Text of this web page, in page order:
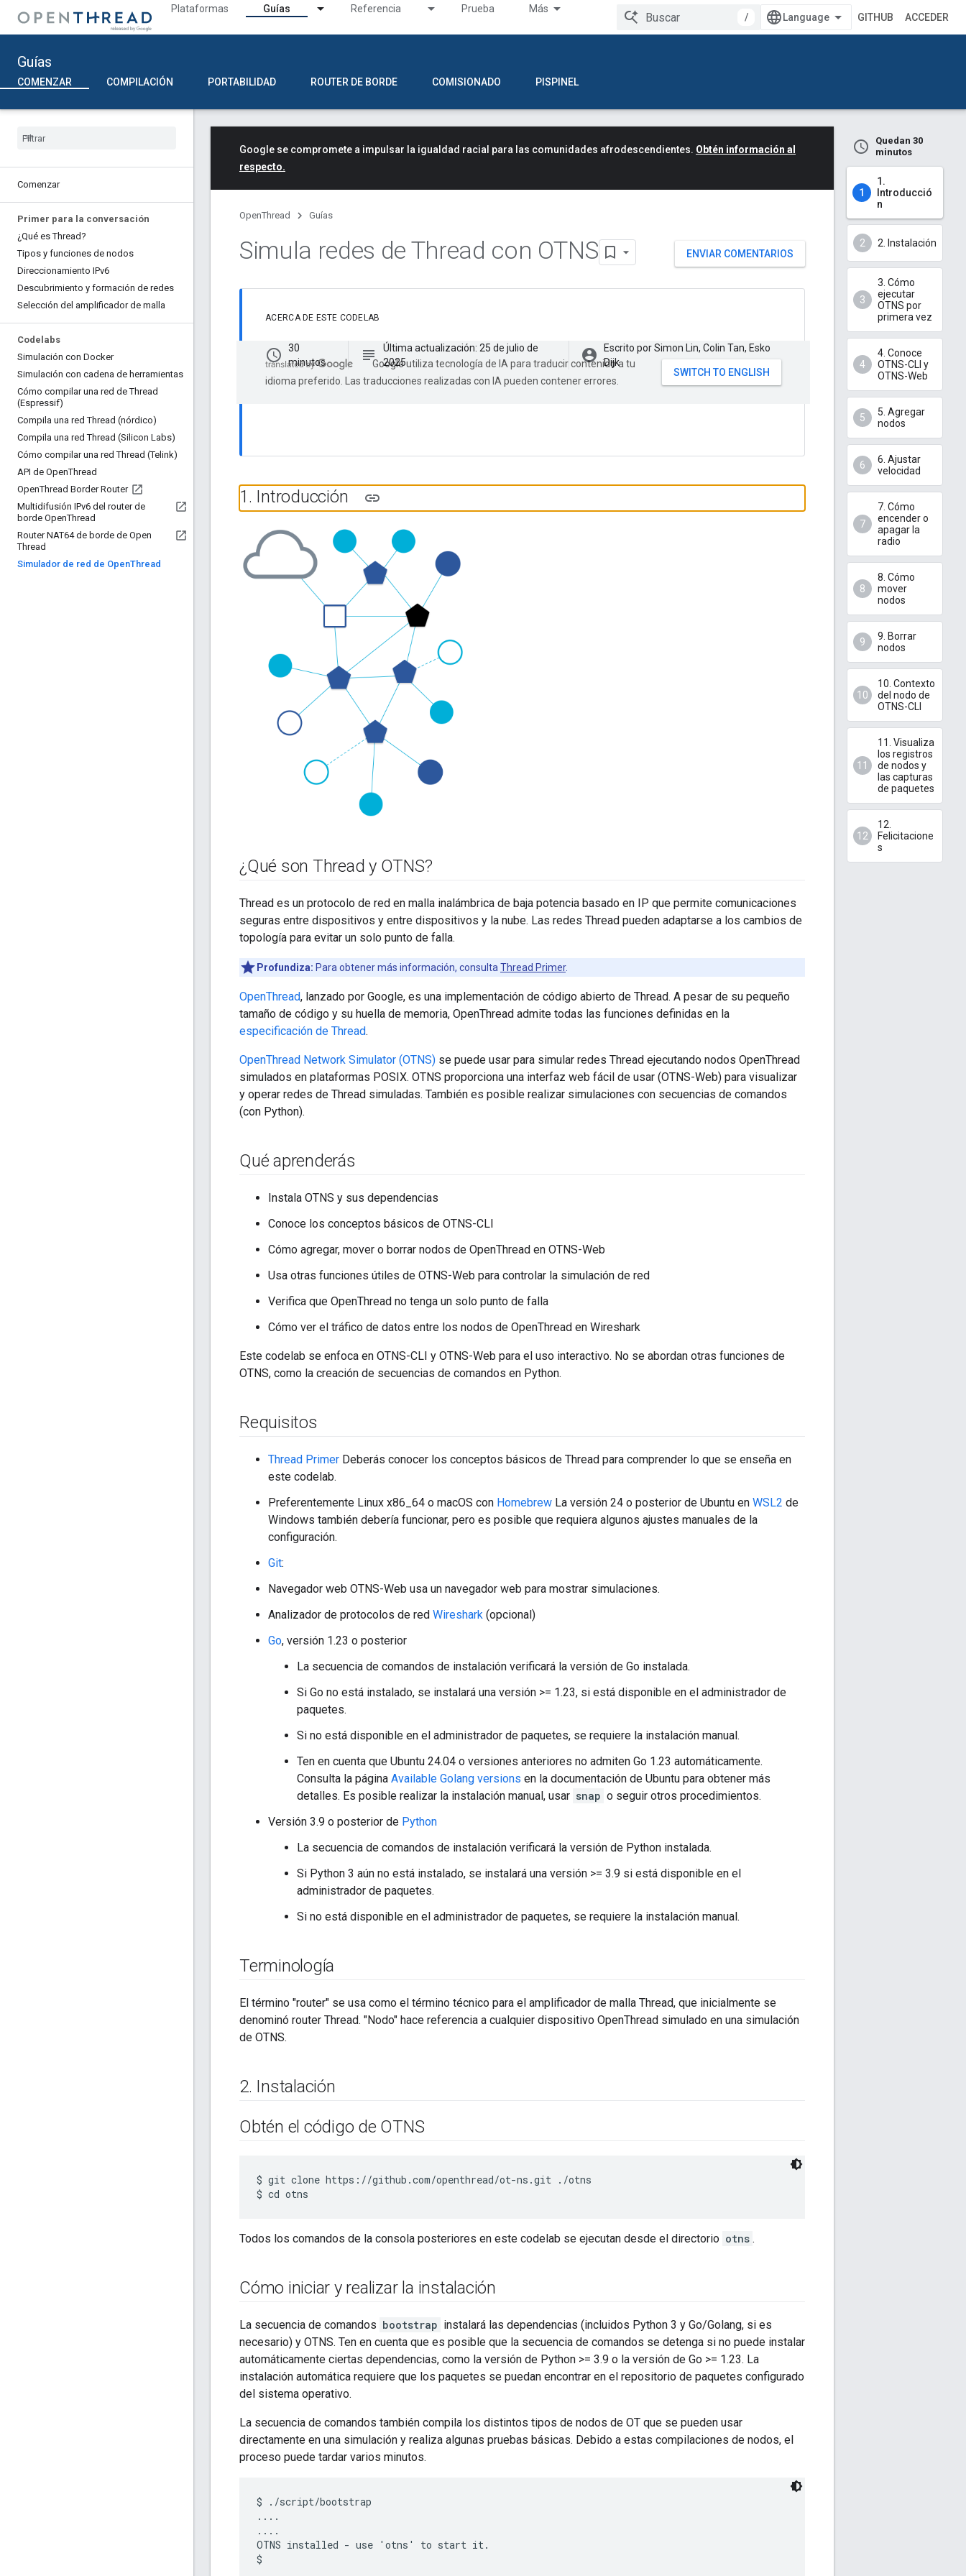
Plataformas Guías Referencia Prueba Más
/ GITHUB ACCEDER
Guías
COMENZAR COMPILACIÓN PORTABILIDAD ROUTER DE BORDE COMISIONADO PISPINEL
Comenzar
Primer para la conversación
¿Qué es Thread?
Tipos y funciones de nodos
Direccionamiento IPv6
Descubrimiento y formación de redes
Selección del amplificador de malla
Codelabs
Simulación con Docker
Simulación con cadena de herramientas
Cómo compilar una red de Thread
(Espressif)
Compila una red Thread (nórdico)
Compila una red Thread (Silicon Labs)
Cómo compilar una red Thread (Telink)
API de OpenThread
OpenThread Border Router
Multidifusión IPv6 del router de
borde OpenThread
Router NAT64 de borde de Open
Thread
Simulador de red de OpenThread
Quedan 30
minutos
1.
Introducció
n
2. Instalación
3. Cómo
ejecutar
OTNS por
primera vez
4. Conoce
OTNS-CLI y
OTNS-Web
5. Agregar
nodos
6. Ajustar
velocidad
7. Cómo
encender o
apagar la
radio
8. Cómo
mover
nodos
9. Borrar
nodos
10. Contexto
del nodo de
OTNS-CLI
11. Visualiza
los registros
de nodos y
las capturas
de paquetes
12.
Felicitacione
s
Google se compromete a impulsar la igualdad racial para las comunidades afrodescendientes. Obtén información al
respecto.
OpenThread Guías
ENVIAR COMENTARIOS
Simula redes de Thread con OTNS
ACERCA DE ESTE CODELAB
schedule
30
minutos
subject Última actualización: 25 de julio de
2025
account_circle
Escrito por Simon Lin, Colin Tan, Esko
Dijk
Google utiliza tecnología de IA para traducir contenido a tu
idioma preferido. Las traducciones realizadas con IA pueden contener errores.
1. Introducción
¿Qué son Thread y OTNS?
Thread es un protocolo de red en malla inalámbrica de baja potencia basado en IP que permite comunicaciones
seguras entre dispositivos y entre dispositivos y la nube. Las redes Thread pueden adaptarse a los cambios de
topología para evitar un solo punto de falla.
Profundiza: Para obtener más información, consulta Thread Primer.
OpenThread, lanzado por Google, es una implementación de código abierto de Thread. A pesar de su pequeño
tamaño de código y su huella de memoria, OpenThread admite todas las funciones definidas en la
especificación de Thread.
OpenThread Network Simulator (OTNS) se puede usar para simular redes Thread ejecutando nodos OpenThread
simulados en plataformas POSIX. OTNS proporciona una interfaz web fácil de usar (OTNS-Web) para visualizar
y operar redes de Thread simuladas. También es posible realizar simulaciones con secuencias de comandos
(con Python).
Qué aprenderás
Instala OTNS y sus dependencias
Conoce los conceptos básicos de OTNS-CLI
Cómo agregar, mover o borrar nodos de OpenThread en OTNS-Web
Usa otras funciones útiles de OTNS-Web para controlar la simulación de red
Verifica que OpenThread no tenga un solo punto de falla
Cómo ver el tráfico de datos entre los nodos de OpenThread en Wireshark
Este codelab se enfoca en OTNS-CLI y OTNS-Web para el uso interactivo. No se abordan otras funciones de
OTNS, como la creación de secuencias de comandos en Python.
Requisitos
Thread Primer Deberás conocer los conceptos básicos de Thread para comprender lo que se enseña en
este codelab.
Preferentemente Linux x86_64 o macOS con Homebrew La versión 24 o posterior de Ubuntu en WSL2 de
Windows también debería funcionar, pero es posible que requiera algunos ajustes manuales de la
configuración.
Git:
Navegador web OTNS-Web usa un navegador web para mostrar simulaciones.
Analizador de protocolos de red Wireshark (opcional)
Go, versión 1.23 o posterior
La secuencia de comandos de instalación verificará la versión de Go instalada.
Si Go no está instalado, se instalará una versión >= 1.23, si está disponible en el administrador de
paquetes.
Si no está disponible en el administrador de paquetes, se requiere la instalación manual.
Ten en cuenta que Ubuntu 24.04 o versiones anteriores no admiten Go 1.23 automáticamente.
Consulta la página Available Golang versions en la documentación de Ubuntu para obtener más
detalles. Es posible realizar la instalación manual, usar snap o seguir otros procedimientos.
Versión 3.9 o posterior de Python
La secuencia de comandos de instalación verificará la versión de Python instalada.
Si Python 3 aún no está instalado, se instalará una versión >= 3.9 si está disponible en el
administrador de paquetes.
Si no está disponible en el administrador de paquetes, se requiere la instalación manual.
Terminología
El término "router" se usa como el término técnico para el amplificador de malla Thread, que inicialmente se
denominó router Thread. "Nodo" hace referencia a cualquier dispositivo OpenThread simulado en una simulación
de OTNS.
2. Instalación
Obtén el código de OTNS
$ git clone https://github.com/openthread/ot-ns.git ./otns
Todos los comandos de la consola posteriores en este codelab se ejecutan desde el directorio otns .
Cómo iniciar y realizar la instalación
La secuencia de comandos bootstrap instalará las dependencias (incluidos Python 3 y Go/Golang, si es
necesario) y OTNS. Ten en cuenta que es posible que la secuencia de comandos se detenga si no puede instalar
automáticamente ciertas dependencias, como la versión de Python >= 3.9 o la versión de Go >= 1.23. La
instalación automática requiere que los paquetes se puedan encontrar en el repositorio de paquetes configurado
del sistema operativo.
La secuencia de comandos también compila los distintos tipos de nodos de OT que se pueden usar
directamente en una simulación y realiza algunas pruebas básicas. Debido a estas compilaciones de nodos, el
proceso puede tardar varios minutos.
$ ./script/bootstrap
....
....
OTNS installed - use 'otns' to start it.